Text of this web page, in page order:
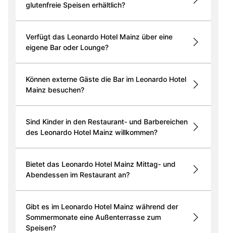
glutenfreie Speisen erhältlich?
Verfügt das Leonardo Hotel Mainz über eine
eigene Bar oder Lounge?
Können externe Gäste die Bar im Leonardo Hotel
Mainz besuchen?
Sind Kinder in den Restaurant- und Barbereichen
des Leonardo Hotel Mainz willkommen?
Bietet das Leonardo Hotel Mainz Mittag- und
Abendessen im Restaurant an?
Gibt es im Leonardo Hotel Mainz während der
Sommermonate eine Außenterrasse zum
Speisen?